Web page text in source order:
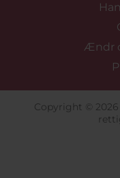
Ændr
Copyright © 2026